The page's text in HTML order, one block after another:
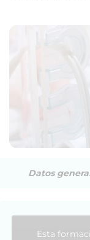
Datos
Esta